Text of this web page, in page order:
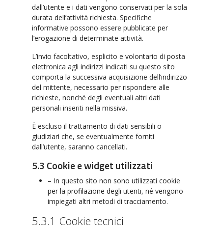
dall’utente e i dati vengono conservati per la sola
durata dell’attività richiesta. Specifiche
informative possono essere pubblicate per
l’erogazione di determinate attività.
L’invio facoltativo, esplicito e volontario di posta
elettronica agli indirizzi indicati su questo sito
comporta la successiva acquisizione dell’indirizzo
del mittente, necessario per rispondere alle
richieste, nonché degli eventuali altri dati
personali inseriti nella missiva.
È escluso il trattamento di dati sensibili o
giudiziari che, se eventualmente forniti
dall’utente, saranno cancellati.
5.3 Cookie e widget utilizzati
– In questo sito non sono utilizzati cookie
per la profilazione degli utenti, né vengono
impiegati altri metodi di tracciamento.
5.3.1 Cookie tecnici